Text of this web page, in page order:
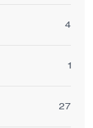
4
1
27